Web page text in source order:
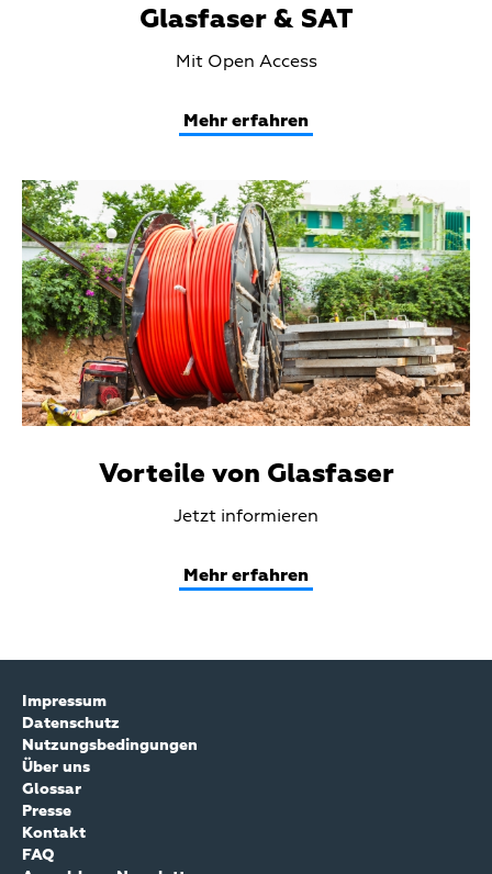
Glasfaser & SAT
Mit Open Access
Mehr erfahren
Teaser
Media
Vorteile von Glasfaser
Jetzt informieren
Mehr erfahren
Impressum
Datenschutz
Nutzungsbedingungen
Über uns
Glossar
Presse
Kontakt
FAQ